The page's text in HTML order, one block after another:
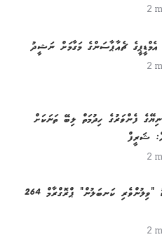
2
އެމްޑީޕީގެ ޗެއާޕާސަންގެ މަގާމަށް ނަޝީދު
2
ފެންވަރުގެ ހިދުމަތް ލިބޭ ތަނަކަށް
ޝަރީފް
2
264 ބައިވެރިންނާއެކު "ވިލުންވެރި ކަނބަލުން" ޕްރޮގްރާމް
2